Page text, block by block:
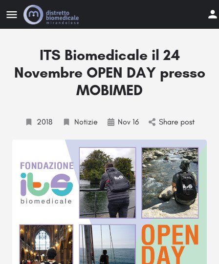
ITS Biomedicale il 24
Novembre OPEN DAY presso
MOBIMED
2018 Notizie Nov 16 Share post